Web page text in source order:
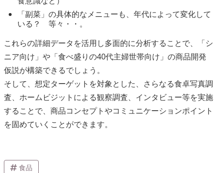
「副菜」の具体的なメニューも、年代によって変化して
いる？ 等々・・。
これらの詳細データを活用し多面的に分析することで、「シ
ニア向け」や「食べ盛りの40代主婦世帯向け」の商品開発
仮説が構築できるでしょう。
そして、想定ターゲットを対象とした、さらなる食卓写真調
査、ホームビジットによる観察調査、インタビュー等を実施
することで、商品コンセプトやコミュニケーションポイント
を固めていくことができます。
食品